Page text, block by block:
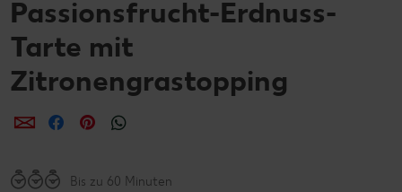
Passionsfrucht-Erdnuss-
Tarte mit
Zitronengrastopping
per E-Mail teilen
per Facebook teilen
per Pinterest teilen
Bis zu 60 Minuten